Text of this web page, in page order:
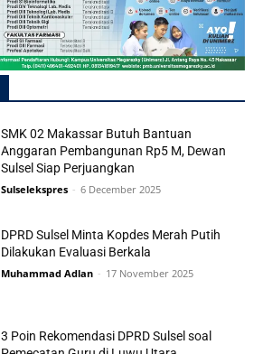
SMK 02 Makassar Butuh Bantuan
Anggaran Pembangunan Rp5 M, Dewan
Sulsel Siap Perjuangkan
Sulselekspres - 6 December 2025
DPRD Sulsel Minta Kopdes Merah Putih
Dilakukan Evaluasi Berkala
Muhammad Adlan - 17 November 2025
3 Poin Rekomendasi DPRD Sulsel soal